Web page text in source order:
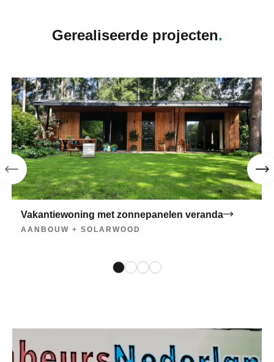
Gerealiseerde projecten
Vakantiewoning met zonnepanelen veranda
AANBOUW + SOLARWOOD